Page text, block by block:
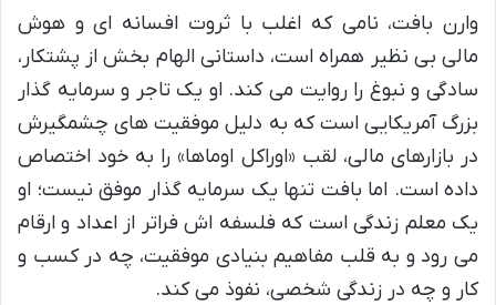
وارن بافت، نامی که اغلب با ثروت افسانه ای و هوش
مالی بی نظیر همراه است، داستانی الهام بخش از پشتکار،
سادگی و نبوغ را روایت می کند. او یک تاجر و سرمایه گذار
بزرگ آمریکایی است که به دلیل موفقیت های چشمگیرش
در بازارهای مالی، لقب «اوراکل اوماها» را به خود اختصاص
داده است. اما بافت تنها یک سرمایه گذار موفق نیست؛ او
یک معلم زندگی است که فلسفه اش فراتر از اعداد و ارقام
می رود و به قلب مفاهیم بنیادی موفقیت، چه در کسب و
کار و چه در زندگی شخصی، نفوذ می کند.